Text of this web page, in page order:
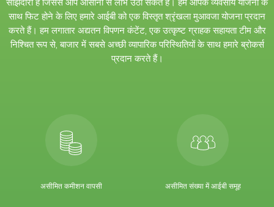
साथ फिट होने के लिए हमारे आईबी को एक विस्तृत श्रृंखला मुआवजा योजना प्रदान
करते हैं। हम लगातार अद्यतन विपणन कंटेंट, एक उत्कृष्ट ग्राहक सहायता टीम और
निश्चित रूप से, बाजार में सबसे अच्छी व्यापारिक परिस्थितियों के साथ हमारे ब्रोकर्स
प्रदान करते हैं।
असीमित कमीशन वापसी असीमित संख्या में आईबी समूह